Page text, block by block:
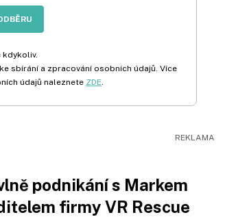
kdykoliv.
sbírání a zpracování osobních údajů. Více
údajů naleznete ZDE.
podnikání s Markem
firmy VR Rescue